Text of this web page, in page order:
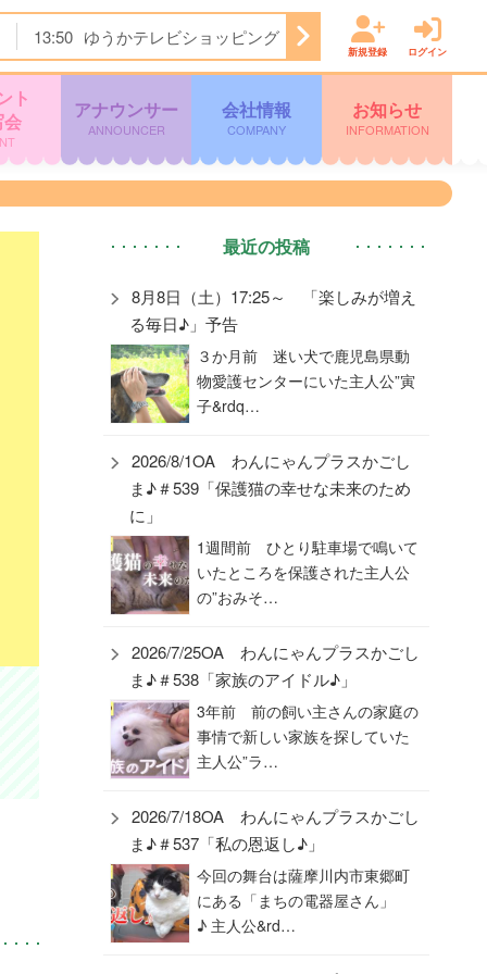
13:50 ゆうかテレビショッピング 14:20 Ａｉロボティク
新規登録 ログイン
ト
アナウンサー
ANNOUNCER
会社情報
COMPANY
お知らせ
INFORMATION
最近の投稿
8月8日（土）17:25～ 「楽しみが増え
る毎日♪」予告
３か月前 迷い犬で鹿児島県動
物愛護センターにいた主人公”寅
子&rdq…
2026/8/1OA わんにゃんプラスかごし
ま♪＃539「保護猫の幸せな未来のため
に」
1週間前 ひとり駐車場で鳴いて
いたところを保護された主人公
の”おみそ…
2026/7/25OA わんにゃんプラスかごし
ま♪＃538「家族のアイドル♪」
3年前 前の飼い主さんの家庭の
事情で新しい家族を探していた
主人公”ラ…
2026/7/18OA わんにゃんプラスかごし
ま♪＃537「私の恩返し♪」
今回の舞台は薩摩川内市東郷町
にある「まちの電器屋さん」
♪ 主人公&rd…